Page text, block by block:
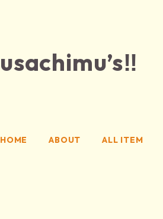
usachimu’s‼
HOME ABOUT ALL ITEM